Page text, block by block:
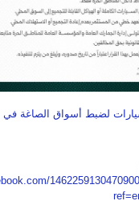
لضبط أسواق الصاغة في